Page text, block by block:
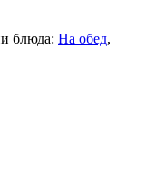
блюда: На обед,